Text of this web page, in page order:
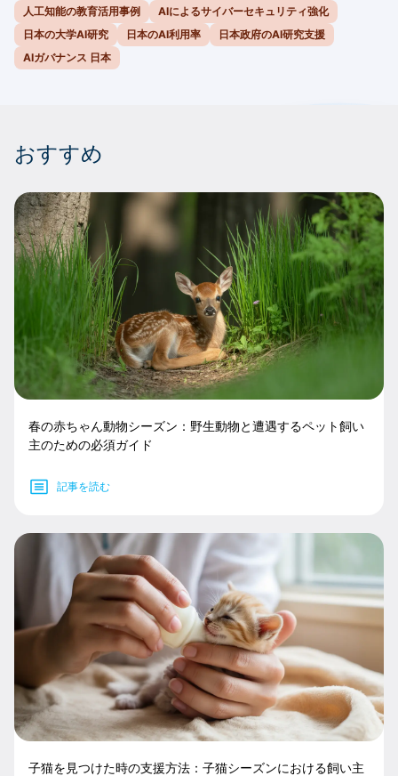
人工知能の教育活用事例
AIによるサイバーセキュリティ強化
日本の大学AI研究
日本のAI利用率
日本政府のAI研究支援
AIガバナンス 日本
おすすめ
春の赤ちゃん動物シーズン：野生動物と遭遇するペット飼い
主のための必須ガイド
記事を読む
子猫を見つけた時の支援方法：子猫シーズンにおける飼い主